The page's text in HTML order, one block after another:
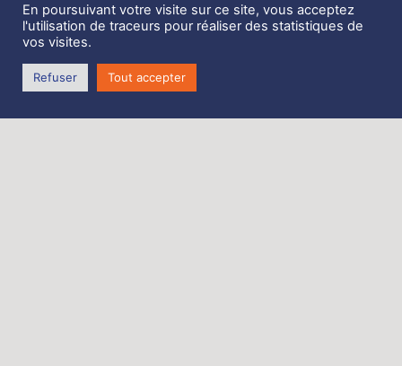
Zone de Coativoric,
29590 Rosnoën
En poursuivant votre visite sur ce site, vous acceptez
l'utilisation de traceurs pour réaliser des statistiques de
vos visites.
Refuser Tout accepter